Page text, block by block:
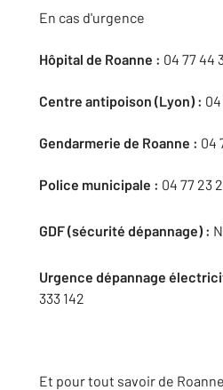
En cas d'urgence
Hôpital de Roanne : 04 77 44
Centre antipoison (Lyon) : 04
Gendarmerie de Roanne : 04
Police municipale : 04 77 23
GDF (sécurité dépannage) :
Urgence dépannage
333 142
Et pour tout savoir de